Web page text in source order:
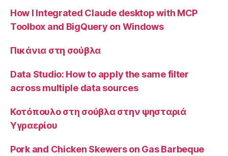
How I Integrated Claude desktop with MCP
Toolbox and BigQuery on Windows
Πικάνια στη σούβλα
Data Studio: How to apply the same filter
across multiple data sources
Κοτόπουλο στη σούβλα στην ψησταριά
Υγραερίου
Pork and Chicken Skewers on Gas Barbeque